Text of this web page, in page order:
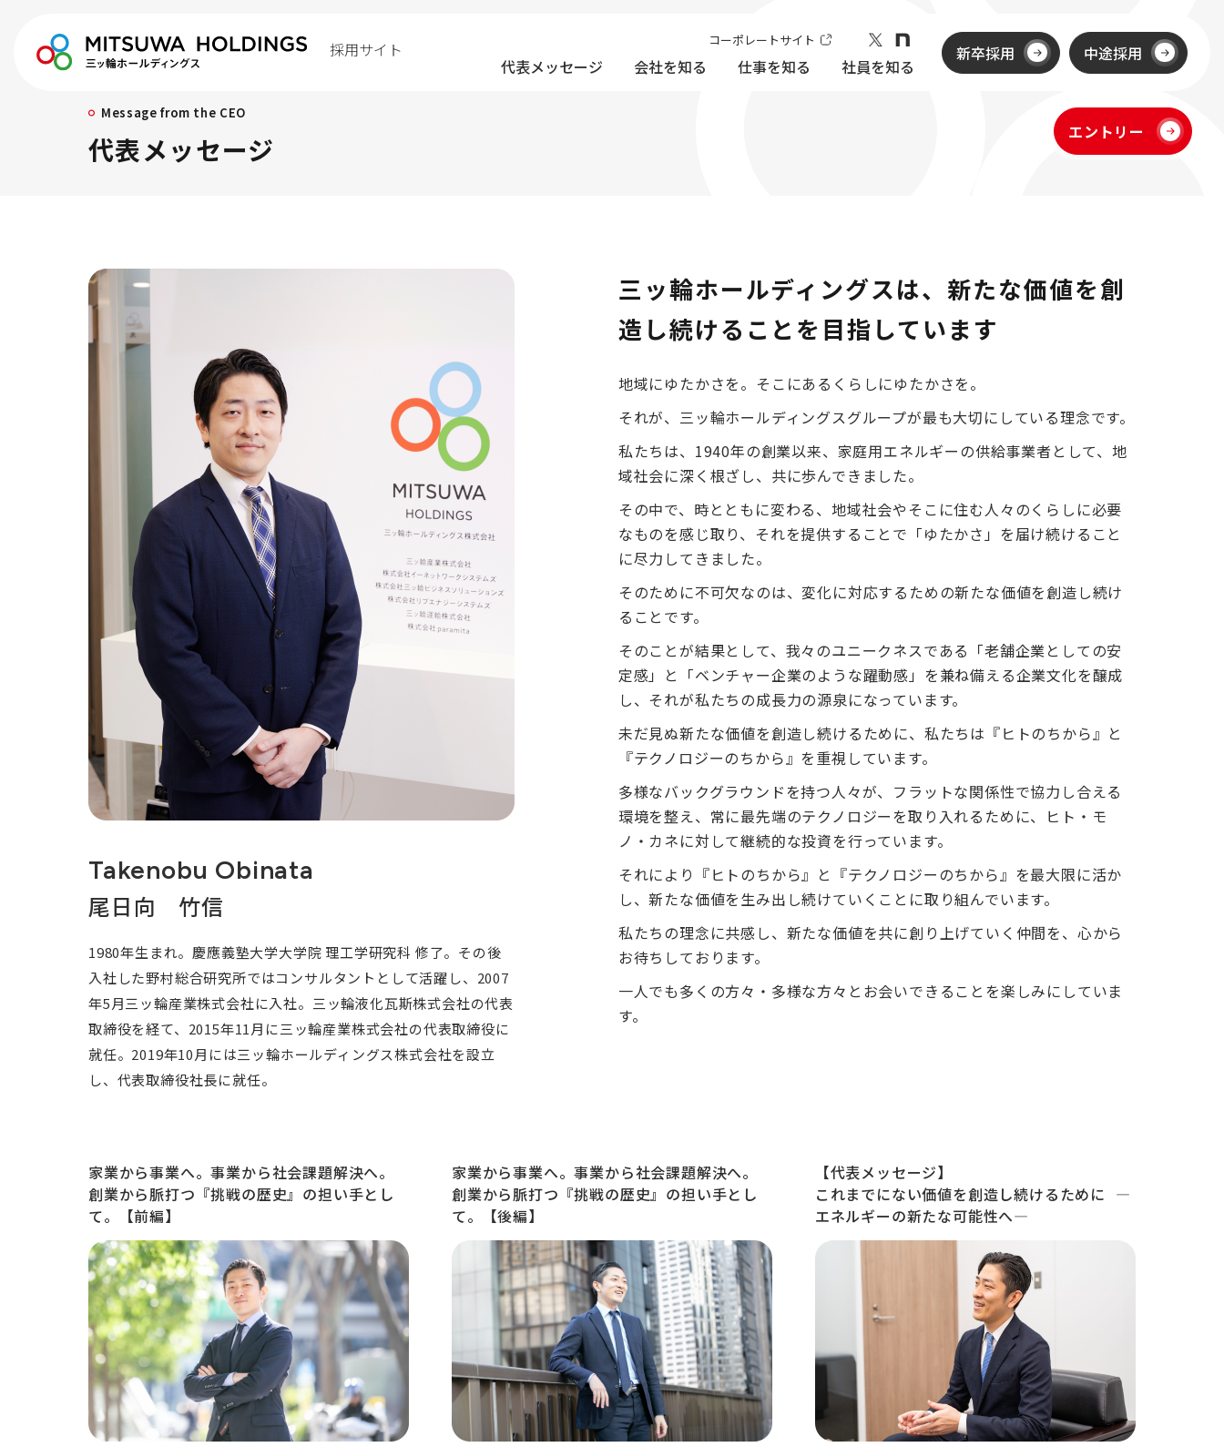
採用サイト コーポレートサイト
代表メッセージ 会社を知る 仕事を知る 社員を知る
新卒採用 中途採用
エントリー
Message from the CEO
代表メッセージ
Takenobu Obinata
尾日向 竹信
1980年生まれ。慶應義塾大学大学院 理工学研究科 修了。その後
入社した野村総合研究所ではコンサルタントとして活躍し、2007
年5月三ッ輪産業株式会社に入社。三ッ輪液化瓦斯株式会社の代表
取締役を経て、2015年11月に三ッ輪産業株式会社の代表取締役に
就任。2019年10月には三ッ輪ホールディングス株式会社を設立
し、代表取締役社長に就任。
三ッ輪ホールディングスは、新たな価値を創
造し続けることを目指しています
地域にゆたかさを。そこにあるくらしにゆたかさを。
それが、三ッ輪ホールディングスグループが最も大切にしている理念です。
私たちは、1940年の創業以来、家庭用エネルギーの供給事業者として、地
域社会に深く根ざし、共に歩んできました。
その中で、時とともに変わる、地域社会やそこに住む人々のくらしに必要
なものを感じ取り、それを提供することで「ゆたかさ」を届け続けること
に尽力してきました。
そのために不可欠なのは、変化に対応するための新たな価値を創造し続け
ることです。
そのことが結果として、我々のユニークネスである「老舗企業としての安
定感」と「ベンチャー企業のような躍動感」を兼ね備える企業文化を醸成
し、それが私たちの成長力の源泉になっています。
未だ見ぬ新たな価値を創造し続けるために、私たちは『ヒトのちから』と
『テクノロジーのちから』を重視しています。
多様なバックグラウンドを持つ人々が、フラットな関係性で協力し合える
環境を整え、常に最先端のテクノロジーを取り入れるために、ヒト・モ
ノ・カネに対して継続的な投資を行っています。
それにより『ヒトのちから』と『テクノロジーのちから』を最大限に活か
し、新たな価値を生み出し続けていくことに取り組んでいます。
私たちの理念に共感し、新たな価値を共に創り上げていく仲間を、心から
お待ちしております。
一人でも多くの方々・多様な方々とお会いできることを楽しみにしていま
す。
家業から事業へ。事業から社会課題解決へ。
創業から脈打つ『挑戦の歴史』の担い手とし
て。【前編】
家業から事業へ。事業から社会課題解決へ。
創業から脈打つ『挑戦の歴史』の担い手とし
て。【後編】
【代表メッセージ】
これまでにない価値を創造し続けるために ―
エネルギーの新たな可能性へ―